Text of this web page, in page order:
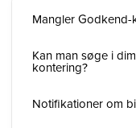
Mangler
Kan man søge i
kontering?
Notifikationer om